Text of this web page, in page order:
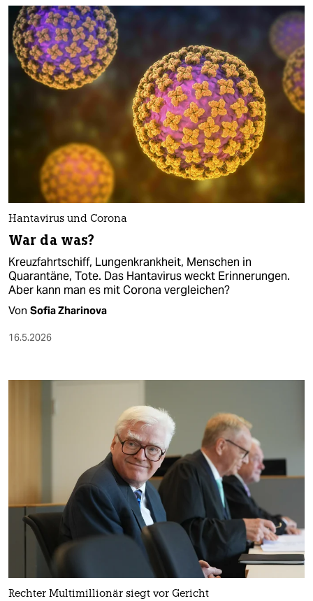
Hantavirus und Corona
War da was?
Kreuzfahrtschiff, Lungenkrankheit, Menschen in
Quarantäne, Tote. Das Hantavirus weckt Erinnerungen.
Aber kann man es mit Corona vergleichen?
Von Sofia Zharinova
16.5.2026
Rechter Multimillionär siegt vor Gericht